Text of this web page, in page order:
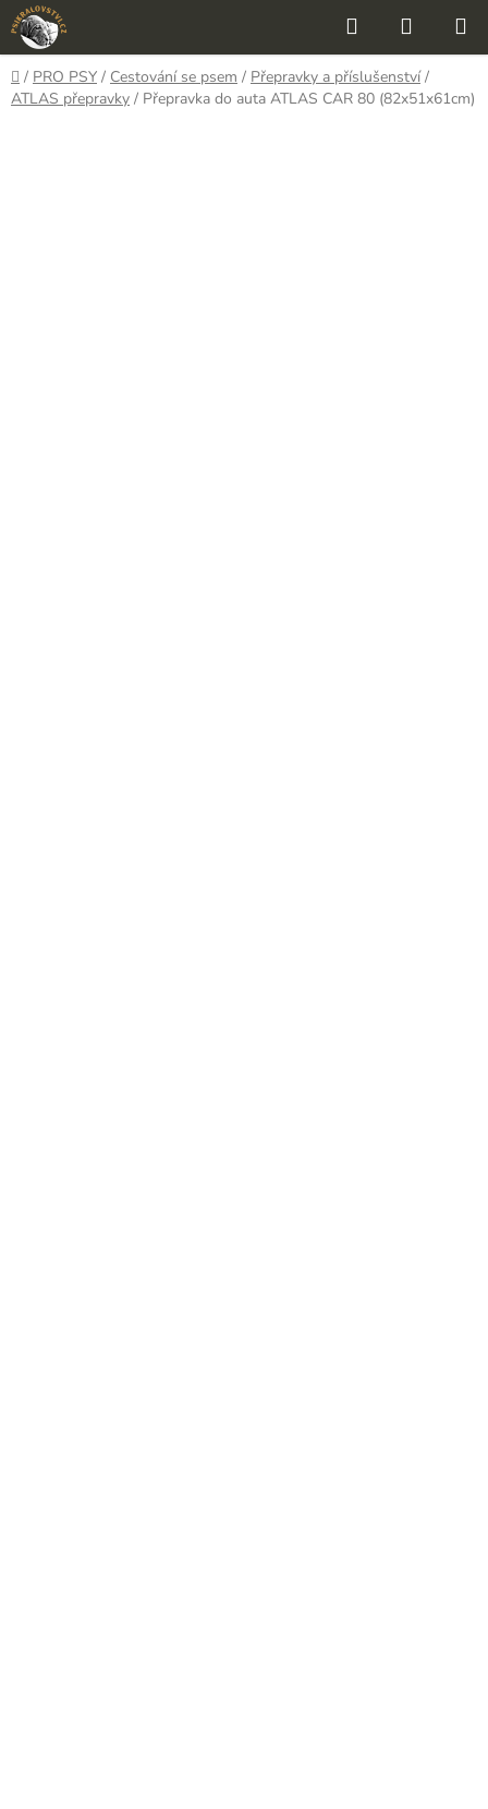
Přejít
na
obsah
Hledat
KOŠÍK
Domů
/ PRO PSY / Cestování se psem / Přepravky a příslušenství /
ATLAS přepravky / Přepravka do auta ATLAS CAR 80 (82x51x61cm)